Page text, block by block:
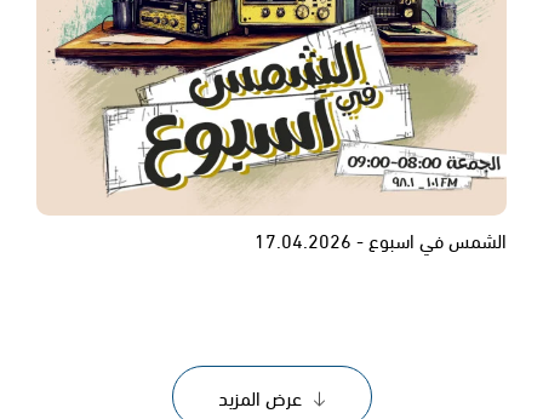
الشمس في اسبوع - 17.04.2026
عرض المزيد